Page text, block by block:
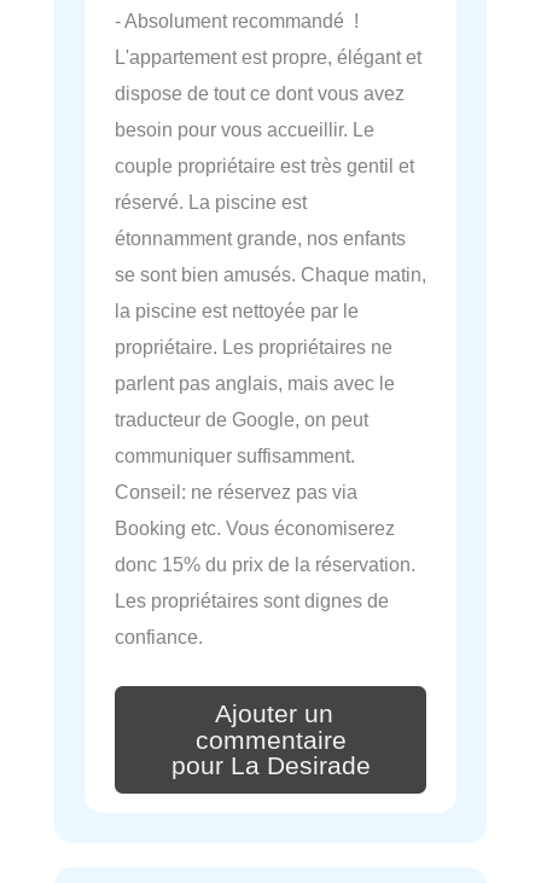
- Absolument recommandé !
L'appartement est propre, élégant et
dispose de tout ce dont vous avez
besoin pour vous accueillir. Le
couple propriétaire est très gentil et
réservé. La piscine est
étonnamment grande, nos enfants
se sont bien amusés. Chaque matin,
la piscine est nettoyée par le
propriétaire. Les propriétaires ne
parlent pas anglais, mais avec le
traducteur de Google, on peut
communiquer suffisamment.
Conseil: ne réservez pas via
Booking etc. Vous économiserez
donc 15% du prix de la réservation.
Les propriétaires sont dignes de
confiance.
Ajouter un
commentaire
pour La Desirade